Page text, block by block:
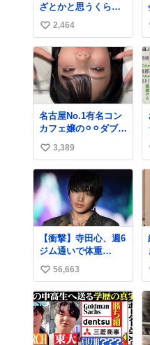
ざとかと思うくらい
狭いところに自らは
まりにいくじゃない
ですか？ 今朝ガーデ
ニングしてる飼い主
の間にはまってき
て、最高に可愛かっ
た♥️
い
い
ね
数
2,464
名古屋No.1有名コン
カフェ嬢の⚪︎⚪︎ダブル
ピース アフターで毎
回これしてくれたら
そりゃ通うわw
い
い
ね
3,389
【衝撃】寺田心、週6
ジム通いで体重
62kg→82kgに 110kg
のベンチプレス持ち
上げる姿披露
news.livedoor.com/
article/detail… 元々
自重のみだったが、
更に筋肉を大きくす
い
い
ね
数
56,663